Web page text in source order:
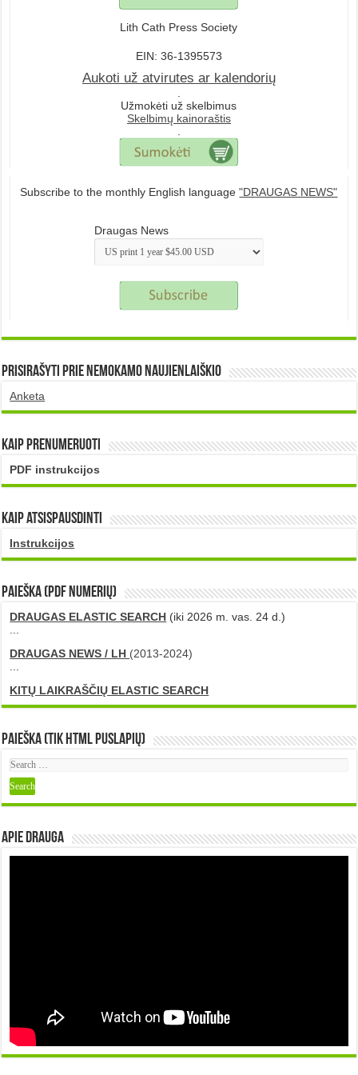
Lith Cath Press Society
EIN: 36-1395573
Aukoti už atvirutes ar kalendorių
Užmokėti už skelbimus
Skelbimų kainoraštis
Subscribe to the monthly English language"DRAUGAS NEWS"
Draugas News
Prisirašyti prie nemokamo naujienlaiškio
Anketa
Kaip prenumeruoti
PDF instrukcijos
Kaip atsispausdinti
Instrukcijos
PAIEŠKA (PDF numerių)
DRAUGAS ELASTIC SEARCH (iki 2026 m. vas. 24 d.)
DRAUGAS NEWS / LH (2013-2024)
KITŲ LAIKRAŠČIŲ ELASTIC SEARCH
Paieška (tik HTML puslapių)
Apie DRAUGA